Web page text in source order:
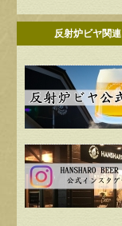
反射炉ビヤ関連